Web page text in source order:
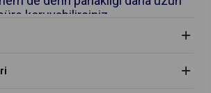
koruyabilirsiniz.
bu ürünü yüzeye spreyleyip